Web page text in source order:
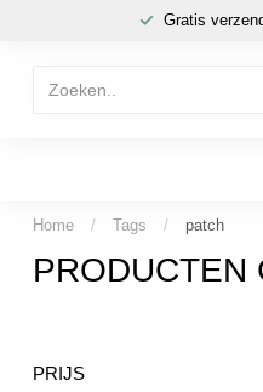
Gratis
Home / Tags / patch
PRODUCTEN
PRIJS